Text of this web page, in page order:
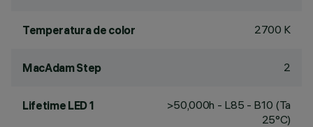
Temperatura de color 2700 K
MacAdam Step 2
Lifetime LED 1
>50,000h - L85 - B10 (Ta
25°C)